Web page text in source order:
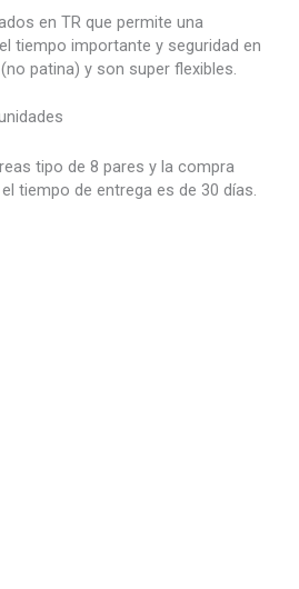
en TR que permite una
tiempo importante y seguridad en
patina) y son super flexibles.
tipo de 8 pares y la compra
tiempo de entrega es de 30 días.